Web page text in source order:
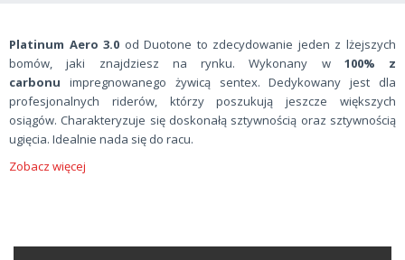
Platinum Aero 3.0 od Duotone to zdecydowanie jeden z lżejszych
bomów, jaki znajdziesz na rynku. Wykonany w100% z
carbonu impregnowanego żywicą sentex. Dedykowany jest dla
profesjonalnych riderów, którzy poszukują jeszcze większych
osiągów. Charakteryzuje się doskonałą sztywnością oraz sztywnością
ugięcia. Idealnie nada się do racu.
Zobacz więcej